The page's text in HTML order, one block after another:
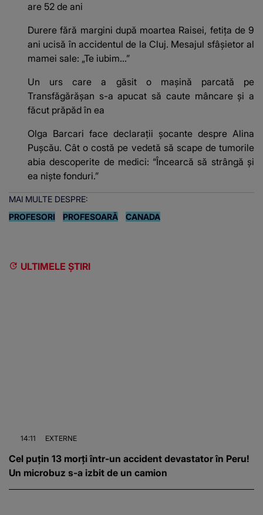
are 52 de ani
Durere fără margini după moartea Raisei, fetița de 9
ani ucisă în accidentul de la Cluj. Mesajul sfâșietor al
mamei sale: „Te iubim…”
Un urs care a găsit o mașină parcată pe
Transfăgărășan s-a apucat să caute mâncare și a
făcut prăpăd în ea
Olga Barcari face declarații șocante despre Alina
Pușcău. Cât o costă pe vedetă să scape de tumorile
abia descoperite de medici: “Încearcă să strângă și
ea niște fonduri.”
MAI MULTE DESPRE:
PROFESORI
PROFESOARĂ CANADA
ULTIMELE ȘTIRI
14:11 EXTERNE
Cel puțin 13 morți într-un accident devastator în Peru!
Un microbuz s-a izbit de un camion